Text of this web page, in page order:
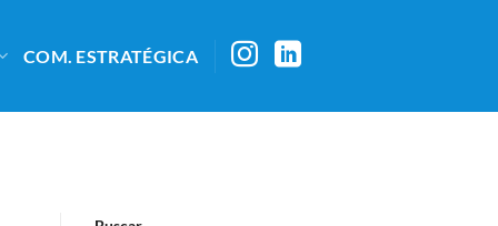
COM. ESTRATÉGICA